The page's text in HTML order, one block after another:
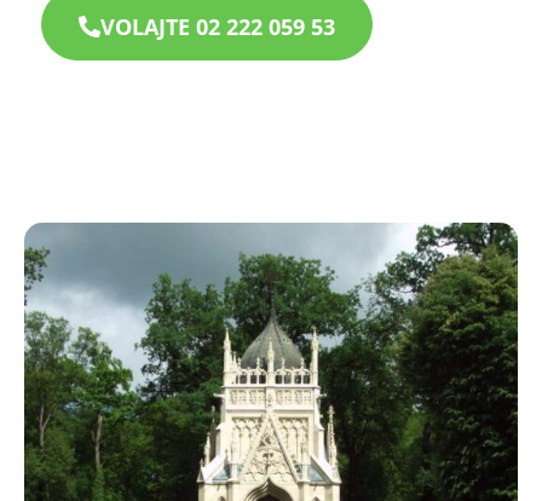
VOLAJTE 02 222 059 53